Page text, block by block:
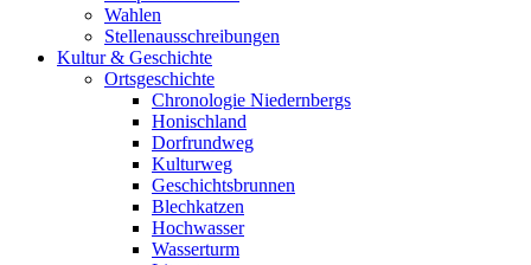
Wahlen
Stellenausschreibungen
Kultur & Geschichte
Ortsgeschichte
Chronologie Niedernbergs
Honischland
Dorfrundweg
Kulturweg
Geschichtsbrunnen
Blechkatzen
Hochwasser
Wasserturm